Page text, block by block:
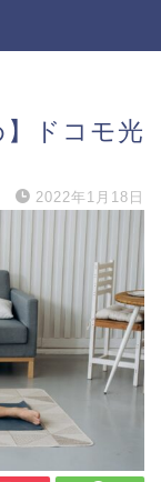
】ドコモ光
2022年1月18日